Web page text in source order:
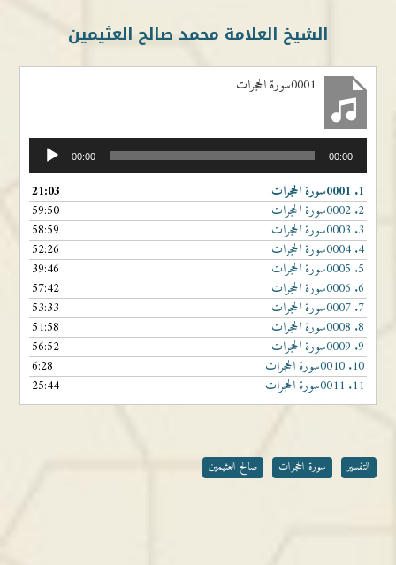
الشيخ العلامة محمد صالح العثيمين
0001سورة الحجرات
الصوت
00:00 00:00
1. 0001سورة الحجرات
21:03
2. 0002سورة الحجرات
59:50
3. 0003سورة الحجرات
58:59
4. 0004سورة الحجرات
52:26
5. 0005سورة الحجرات
39:46
6. 0006سورة الحجرات
57:42
7. 0007سورة الحجرات
53:33
8. 0008سورة الحجرات
51:58
9. 0009سورة الحجرات
56:52
10. 0010سورة الحجرات
6:28
11. 0011سورة الحجرات 25:44
التفسير سورة الحجرات صالح العثيمين